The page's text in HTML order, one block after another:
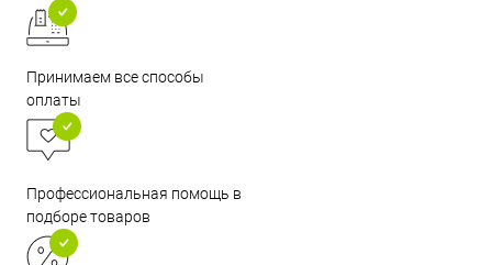
Принимаем все способы
оплаты
Профессиональная помощь в
подборе товаров